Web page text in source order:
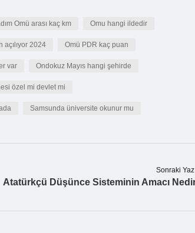
Omü arası kaç km Omu hangi ildedir
açılıyor 2024 Omü PDR kaç puan
var Ondokuz Mayıs hangi şehirde
özel mi devlet mi
Samsunda üniversite okunur mu
Sonraki
Atatürkçü Düşünce Sisteminin Amacı